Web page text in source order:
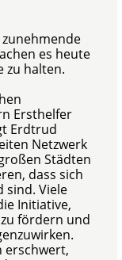
es heute
zu halten.
Ersthelfer
Erdtrud
Netzwerk
Städten
dass sich
sind. Viele
Initiative,
fördern und
erschwert,